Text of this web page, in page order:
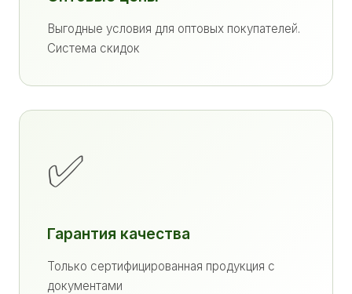
Выгодные условия для оптовых покупателей.
Система скидок
✅
Гарантия качества
Только сертифицированная продукция с
документами